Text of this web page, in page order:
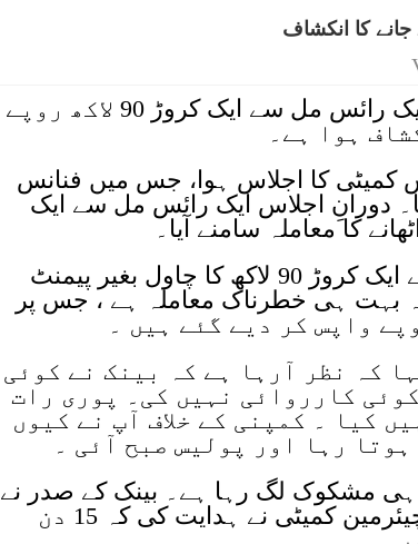
اسلام آباد:پبلک اکاؤنٹس کمیٹی کے اجلاس میں ایک رائس مل سے ایک کروڑ 90 لاکھ روپے
ہوا ہے۔
کمیٹی کا اجلاس ہوا، جس میں فنانس
دورانِ اجلاس ایک رائس مل سے ایک
آڈٹ اعراض میں بتایا گیا کہ بینک کے قرض دار نے ایک کروڑ 90 لاکھ کا چاول بغیر پیمنٹ
یہ بہت ہی خطرناک معاملہ ہے ، جس پر
کہ نظر آرہا ہے کہ بینک نے کوئی
کارروائی نہیں کی۔ پوری رات
کیا ۔ کمپنی کے خلاف آپ نے کیوں
رہا اور پولیس صبح آئی ۔
ہی مشکوک لگ رہا ہے۔ بینک کے صدر نے
بتایا کہ کمپنی کو معطل کردیا گیا ہے۔ جس پر چیئرمین کمیٹی نے ہدایت کی کہ 15 دن